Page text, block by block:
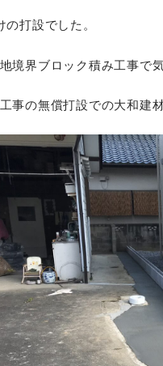
打設でした。
境界ブロック積み工事で
事の無償打設での大和建